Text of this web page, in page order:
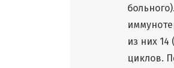
из них
циклов.